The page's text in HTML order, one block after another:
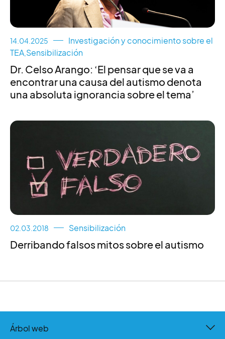
14.04.2025
Investigación y conocimiento sobre el
TEA Sensibilización
Dr. Celso Arango: ‘El pensar que se va a
encontrar una causa del autismo denota
una absoluta ignorancia sobre el tema’
02.03.2018 Sensibilización
Derribando falsos mitos sobre el autismo
Árbol web